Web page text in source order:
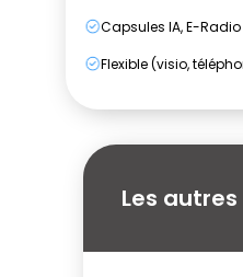
Les
Capsules IA, E-
Flexible (visio,